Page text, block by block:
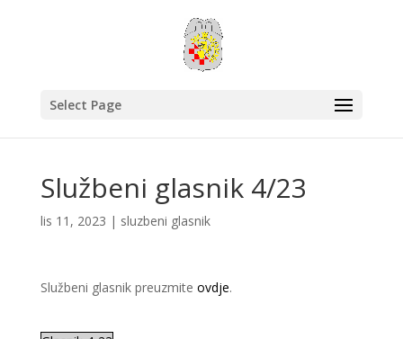
Select Page
Službeni glasnik 4/23
lis 11, 2023 | sluzbeni glasnik
Službeni glasnik preuzmite ovdje.